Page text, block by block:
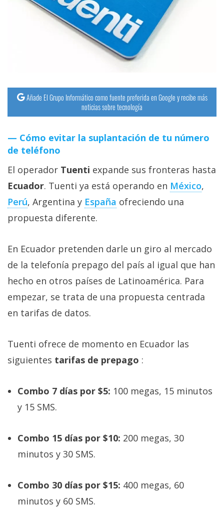
Tutoriales
Ciberseguridad
Sistemas
Profesional
+
temas
Sorteos
Foros
/
Sobre
Publicidad
/
opciones
de
privacidad
Aviso
Añade El Grupo Informático como fuente preferida en Google y recibe más
noticias sobre tecnología
Cómo evitar la suplantación de tu número
de teléfono
El operador Tuenti expande sus fronteras hasta
Ecuador. Tuenti ya está operando en México,
Perú, Argentina y España ofreciendo una
propuesta diferente.
En Ecuador pretenden darle un giro al mercado
de la telefonía prepago del país al igual que han
hecho en otros países de Latinoamérica. Para
empezar, se trata de una propuesta centrada
en tarifas de datos.
Tuenti ofrece de momento en Ecuador las
siguientes tarifas de prepago :
Combo 7 días por $5: 100 megas, 15 minutos
y 15 SMS.
Combo 15 días por $10: 200 megas, 30
minutos y 30 SMS.
Combo 30 días por $15: 400 megas, 60
minutos y 60 SMS.